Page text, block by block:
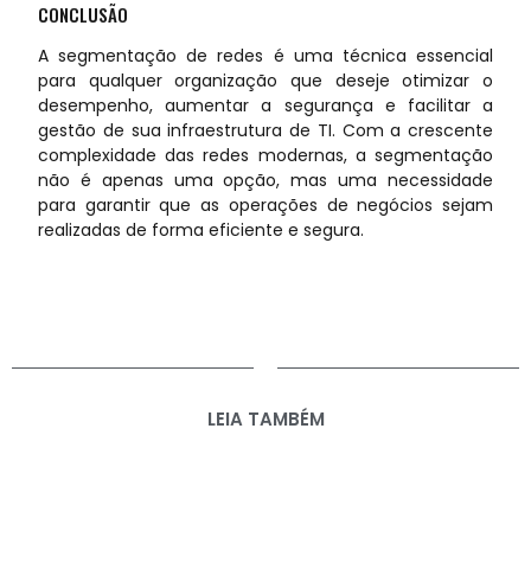
CONCLUSÃO
A segmentação de redes é uma técnica essencial
para qualquer organização que deseje otimizar o
desempenho, aumentar a segurança e facilitar a
gestão de sua infraestrutura de TI. Com a crescente
complexidade das redes modernas, a segmentação
não é apenas uma opção, mas uma necessidade
para garantir que as operações de negócios sejam
realizadas de forma eficiente e segura.
LEIA TAMBÉM